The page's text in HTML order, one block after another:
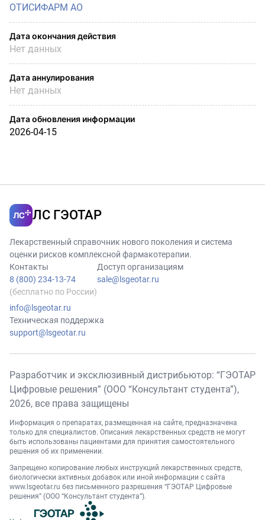
ОТИСИФАРМ АО
Дата окончания действия
Нет данных
Дата аннулирования
Нет данных
Дата обновления информации
2026-04-15
ЛС ГЭОТАР
Лекарственный справочник нового поколения и система
оценки рисков комплексной фармакотерапии.
Контакты
8 (800) 234-13-74
(бесплатно по России)
info@lsgeotar.ru
Доступ организациям
sale@lsgeotar.ru
Техническая поддержка
support@lsgeotar.ru
Разработчик и эксклюзивный дистрибьютор: “ГЭОТАР
Цифровые решения” (ООО “Консультант студента”),
2026, все права защищены
Информация о препаратах, размещенная на сайте, предназначена
только для специалистов. Описания лекарственных средств не могут
быть использованы пациентами для принятия самостоятельного
решения об их применении.
Запрещено копирование любых инструкций лекарственных средств,
биологически активных добавок или иной информации с сайта
www.lsgeotar.ru без письменного разрешения “ГЭОТАР Цифровые
решения” (ООО “Консультант студента”).